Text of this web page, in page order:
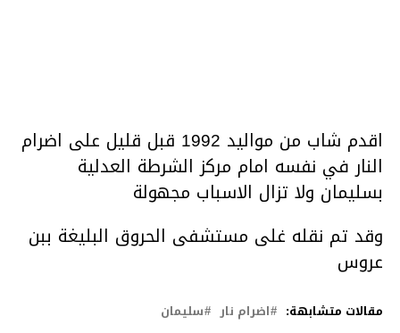
اقدم شاب من مواليد 1992 قبل قليل على اضرام
النار في نفسه امام مركز الشرطة العدلية
بسليمان ولا تزال الاسباب مجهولة
وقد تم نقله غلى مستشفى الحروق البليغة ببن
عروس
مقالات متشابهة: اضرام نار سليمان